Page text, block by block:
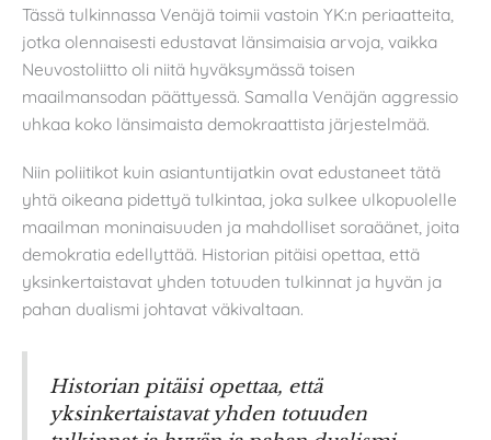
Tässä tulkinnassa Venäjä toimii vastoin YK:n periaatteita,
jotka olennaisesti edustavat länsimaisia arvoja, vaikka
Neuvostoliitto oli niitä hyväksymässä toisen
maailmansodan päättyessä. Samalla Venäjän aggressio
uhkaa koko länsimaista demokraattista järjestelmää.
Niin poliitikot kuin asiantuntijatkin ovat edustaneet tätä
yhtä oikeana pidettyä tulkintaa, joka sulkee ulkopuolelle
maailman moninaisuuden ja mahdolliset soraäänet, joita
demokratia edellyttää. Historian pitäisi opettaa, että
yksinkertaistavat yhden totuuden tulkinnat ja hyvän ja
pahan dualismi johtavat väkivaltaan.
Historian pitäisi opettaa, että
yksinkertaistavat yhden totuuden